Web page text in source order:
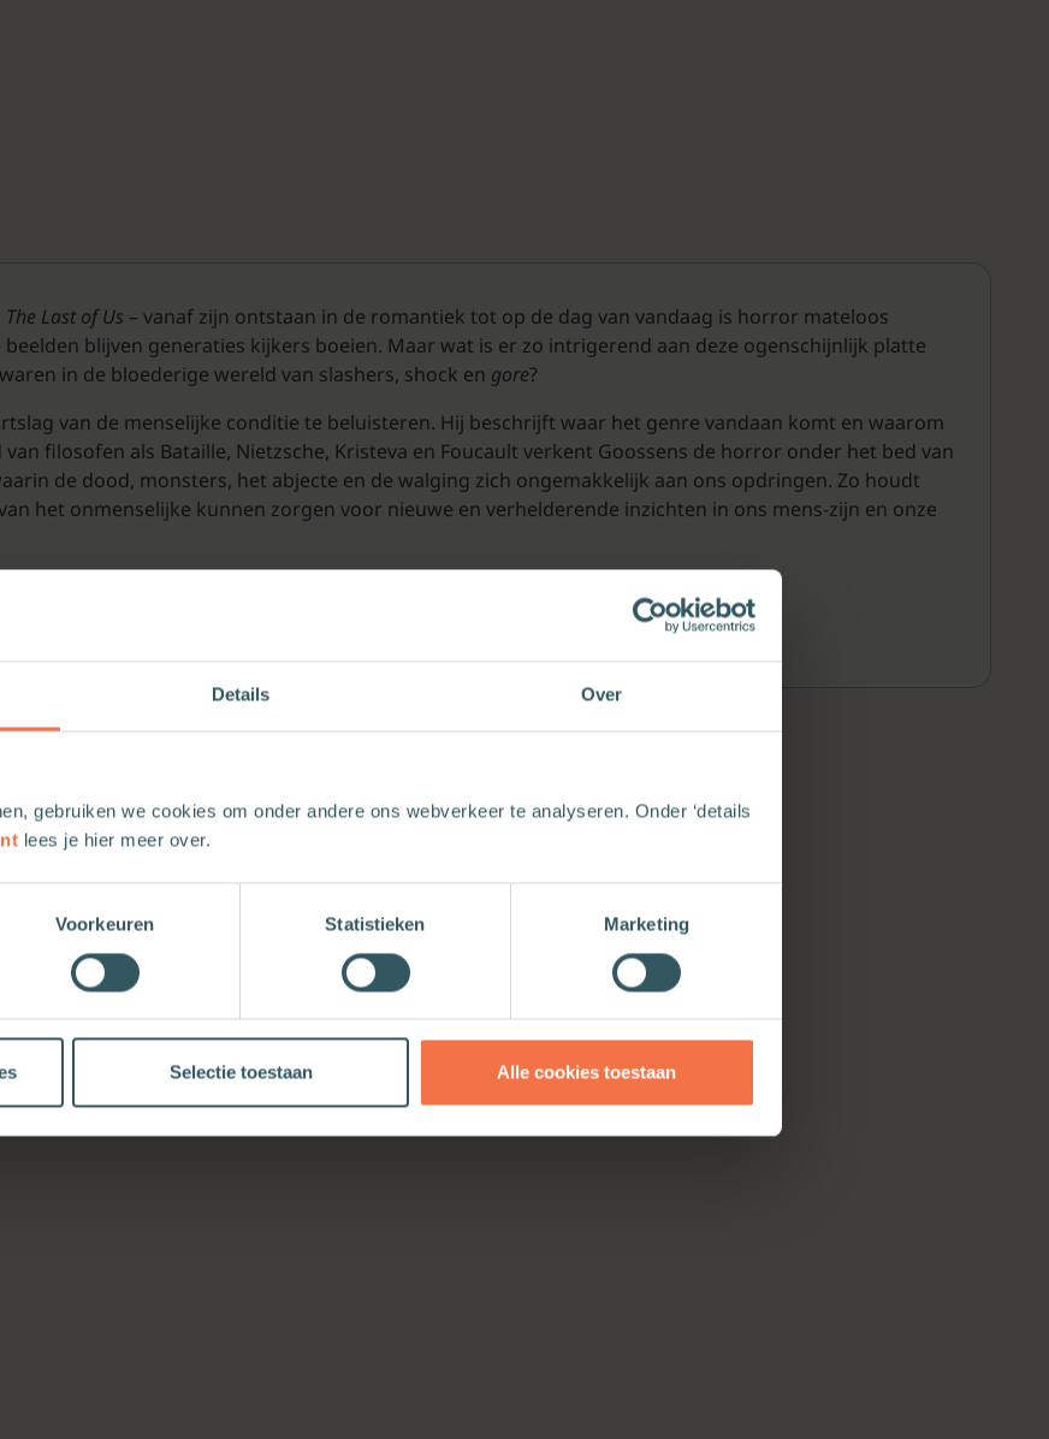
Details Over
gebruiken we cookies om onder andere ons webverkeer te analyseren. Onder ‘details
lees je hier meer over.
Voorkeuren Statistieken Marketing
Selectie toestaan Alle cookies toestaan
The Last of Us – vanaf zijn ontstaan in de romantiek tot op de dag van vandaag is horror mateloos
blijven generaties kijkers boeien. Maar wat is er zo intrigerend aan deze ogenschijnlijk platte
in de bloederige wereld van slashers, shock en gore?
van de menselijke conditie te beluisteren. Hij beschrijft waar het genre vandaan komt en waarom
filosofen als Bataille, Nietzsche, Kristeva en Foucault verkent Goossens de horror onder het bed van
de dood, monsters, het abjecte en de walging zich ongemakkelijk aan ons opdringen. Zo houdt
het onmenselijke kunnen zorgen voor nieuwe en verhelderende inzichten in ons mens-zijn en onze